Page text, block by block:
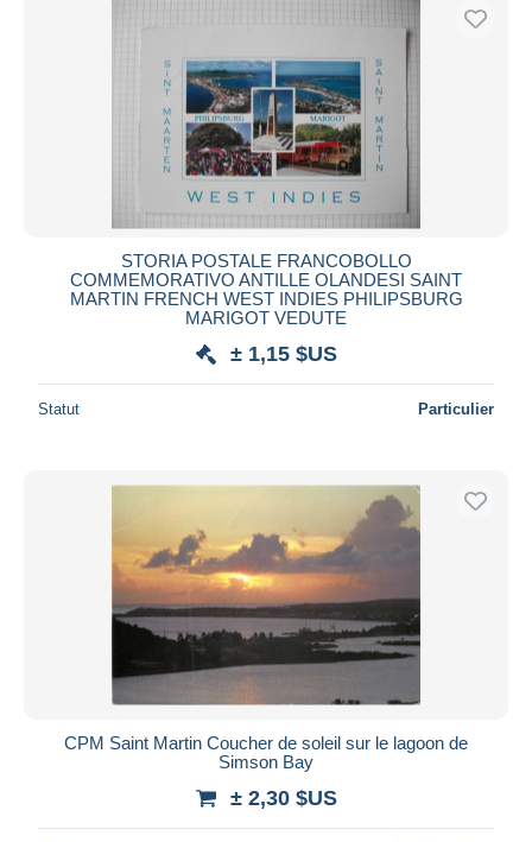
STORIA POSTALE FRANCOBOLLO
COMMEMORATIVO ANTILLE OLANDESI SAINT
MARTIN FRENCH WEST INDIES PHILIPSBURG
MARIGOT VEDUTE
± 1,15 $US
Statut Particulier
CPM Saint Martin Coucher de soleil sur le lagoon de
Simson Bay
± 2,30 $US